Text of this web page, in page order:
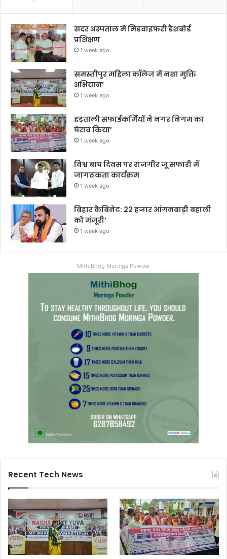
सदर अस्पताल में मिडवाइफरी डैशबोर्ड
प्रशिक्षण
1 week ago
समस्तीपुर महिला कॉलेज में नशा मुक्ति
अभियान’
1 week ago
हड़ताली सफाईकर्मियों ने नगर निगम का
घेराव किया’
1 week ago
विश्व बाघ दिवस पर राजगीर जू सफारी में
जागरूकता कार्यक्रम
1 week ago
बिहार कैबिनेट: 22 हजार आंगनबाड़ी बहाली
को मंजूरी’
1 week ago
MithiBhog Moringa Powder
Recent Tech News